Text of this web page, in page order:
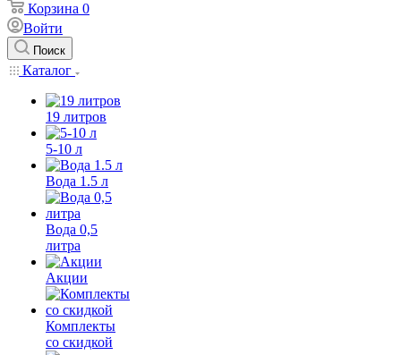
Корзина 0
Войти
Поиск
Каталог
19 литров
5-10 л
Вода 1.5 л
Вода 0,5
литра
Акции
Комплекты
со скидкой